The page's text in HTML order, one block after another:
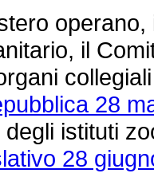
operano,
il
28
istituti
28